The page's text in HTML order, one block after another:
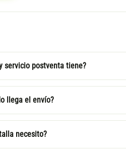
servicio postventa tiene?
llega el envío?
necesito?